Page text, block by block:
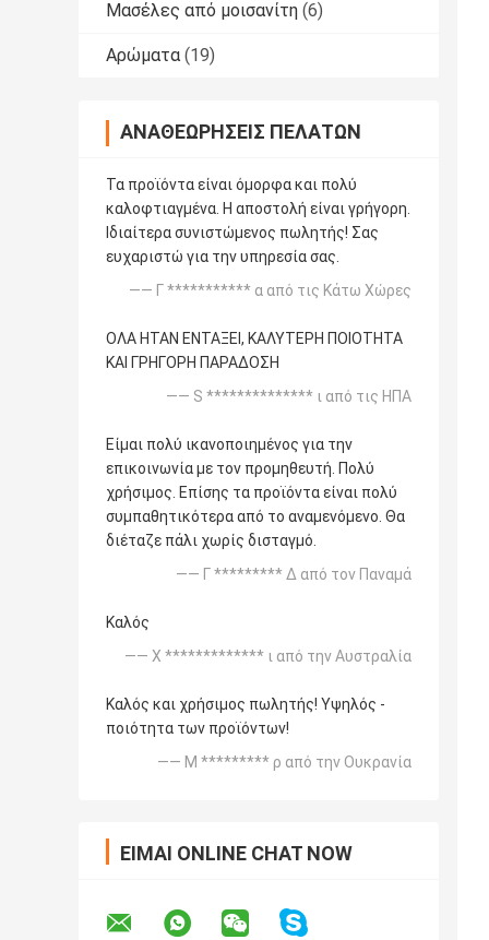
Μασέλες από μοισανίτη (6)
Αρώματα (19)
ΑΝΑΘΕΩΡΉΣΕΙΣ ΠΕΛΑΤΏΝ
Τα προϊόντα είναι όμορφα και πολύ
καλοφτιαγμένα. Η αποστολή είναι γρήγορη.
Ιδιαίτερα συνιστώμενος πωλητής! Σας
ευχαριστώ για την υπηρεσία σας.
—— Γ *********** α από τις Κάτω Χώρες
ΟΛΑ ΗΤΑΝ ΕΝΤΑΞΕΙ, ΚΑΛΥΤΕΡΗ ΠΟΙΟΤΗΤΑ
ΚΑΙ ΓΡΗΓΟΡΗ ΠΑΡΑΔΟΣΗ
—— S ************** ι από τις ΗΠΑ
Είμαι πολύ ικανοποιημένος για την
επικοινωνία με τον προμηθευτή. Πολύ
χρήσιμος. Επίσης τα προϊόντα είναι πολύ
συμπαθητικότερα από το αναμενόμενο. Θα
διέταζε πάλι χωρίς δισταγμό.
—— Γ ********* Δ από τον Παναμά
Καλός
—— Χ ************* ι από την Αυστραλία
Καλός και χρήσιμος πωλητής! Υψηλός -
ποιότητα των προϊόντων!
—— Μ ********* ρ από την Ουκρανία
ΕΊΜΑΙ ONLINE CHAT NOW